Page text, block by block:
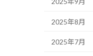
2025年8月
2025年7月